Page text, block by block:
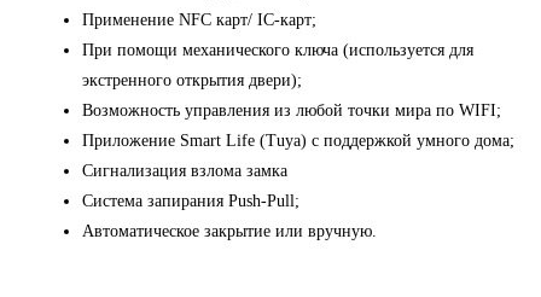
Применение NFC карт/ IC-карт;
При помощи механического ключа (используется для
экстренного открытия двери);
Возможность управления из любой точки мира по WIFI;
Приложение Smart Life (Tuya) с поддержкой умного дома;
Сигнализация взлома замка
Система запирания Push-Pull;
Автоматическое закрытие или вручную.